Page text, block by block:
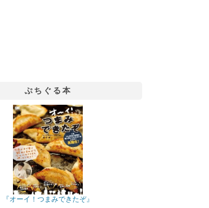
ぷちぐる本
『オーイ！つまみできたぞ』